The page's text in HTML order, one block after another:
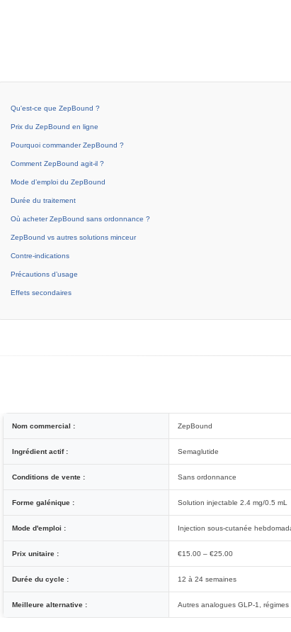
Qu'est-ce que ZepBound ?
Prix du ZepBound en ligne
Pourquoi commander ZepBound ?
Comment ZepBound agit-il ?
Mode d’emploi du ZepBound
Durée du traitement
Où acheter ZepBound sans ordonnance ?
ZepBound vs autres solutions minceur
Contre-indications
Précautions d’usage
Effets secondaires
Nom commercial : ZepBound
Ingrédient actif : Semaglutide
Conditions de vente : Sans ordonnance
Forme galénique : Solution injectable 2.4 mg/0.5 mL
Mode d'emploi : Injection sous-cutanée
Prix unitaire : €15.00 – €25.00
Durée du cycle : 12 à 24 semaines
Meilleure alternative : Autres analogues GLP-1, régimes